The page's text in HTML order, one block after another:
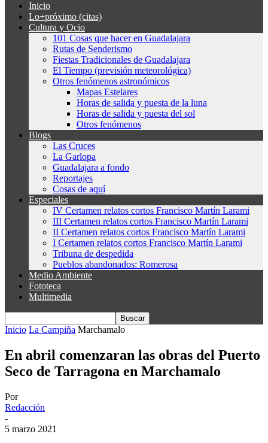
Inicio
Lo+próximo (citas)
Cultura y Ocio
101 Cosas que hacer en Guadalajara
Rutas de Senderismo
Fiestas Tradicionales de Guadalajara
El Tiempo (previsión meteorológica)
Otros fenómenos astronómicos
Mapas Estelares
Horas de salida y puesta de la luna
Horas de salida y puesta del sol
Otros fenómenos
Blogs
Las Cruces
La Garlopa
Guadalajara a fondo
Reportajes
Cosas de aquí
Especiales
IV Certamen relatos cortos Francisco Martín Larami
III Certamen relatos cortos Francisco Martín Larami
II Certamen relatos cortos Francisco Martín Larami
I Certamen relatos cortos Francisco Martín Larami
Tribuna de despedida
Pueblos abandonados: Romerosa
Medio Ambiente
Fototeca
Multimedia
Inicio La Campiña Marchamalo
En abril comenzaran las obras del Puerto
Seco de Tarragona en Marchamalo
Por
Redacción
-
5 marzo 2021